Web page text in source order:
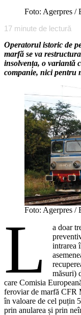
Foto: Agerpres /
17 minute de lectură
Operatorul istoric de
marfă se va
insolvența, o variantă
companie, nici pentru
Foto: Agerpres /
L
a doar
intrarea
măsuri)
care Comisia
feroviar de marfă CFR
în valoare de cel puțin
prin anularea și prin